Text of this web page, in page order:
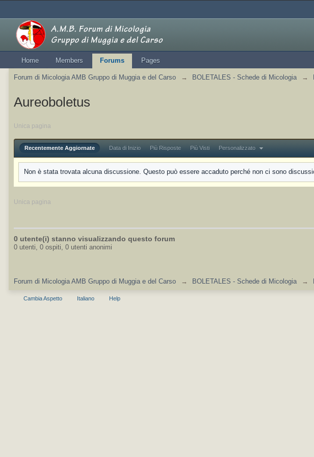
Home Members Forums Pages
Forum di Micologia AMB Gruppo di Muggia e del Carso → BOLETALES - Schede di Micologia →
Aureoboletus
Unica pagina
Recentemente Aggiornate Data di Inizio Più Risposte Più Visti Personalizzato
Non è stata trovata alcuna discussione. Questo può essere accaduto perché non ci sono
Unica pagina
0 utente(i) stanno visualizzando questo forum
0 utenti, 0 ospiti, 0 utenti anonimi
Forum di Micologia AMB Gruppo di Muggia e del Carso → BOLETALES - Schede di Micologia →
Cambia Aspetto Italiano Help